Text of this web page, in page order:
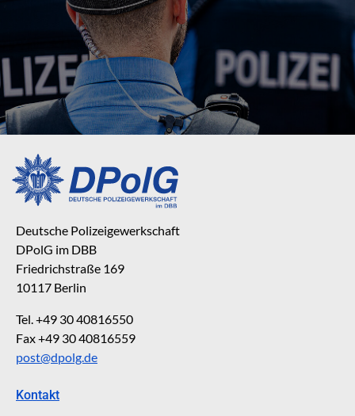
Deutsche Polizeigewerkschaft
DPolG im DBB
Friedrichstraße 169
10117 Berlin
Tel. +49 30 40816550
Fax +49 30 40816559
post@dpolg.de
Kontakt